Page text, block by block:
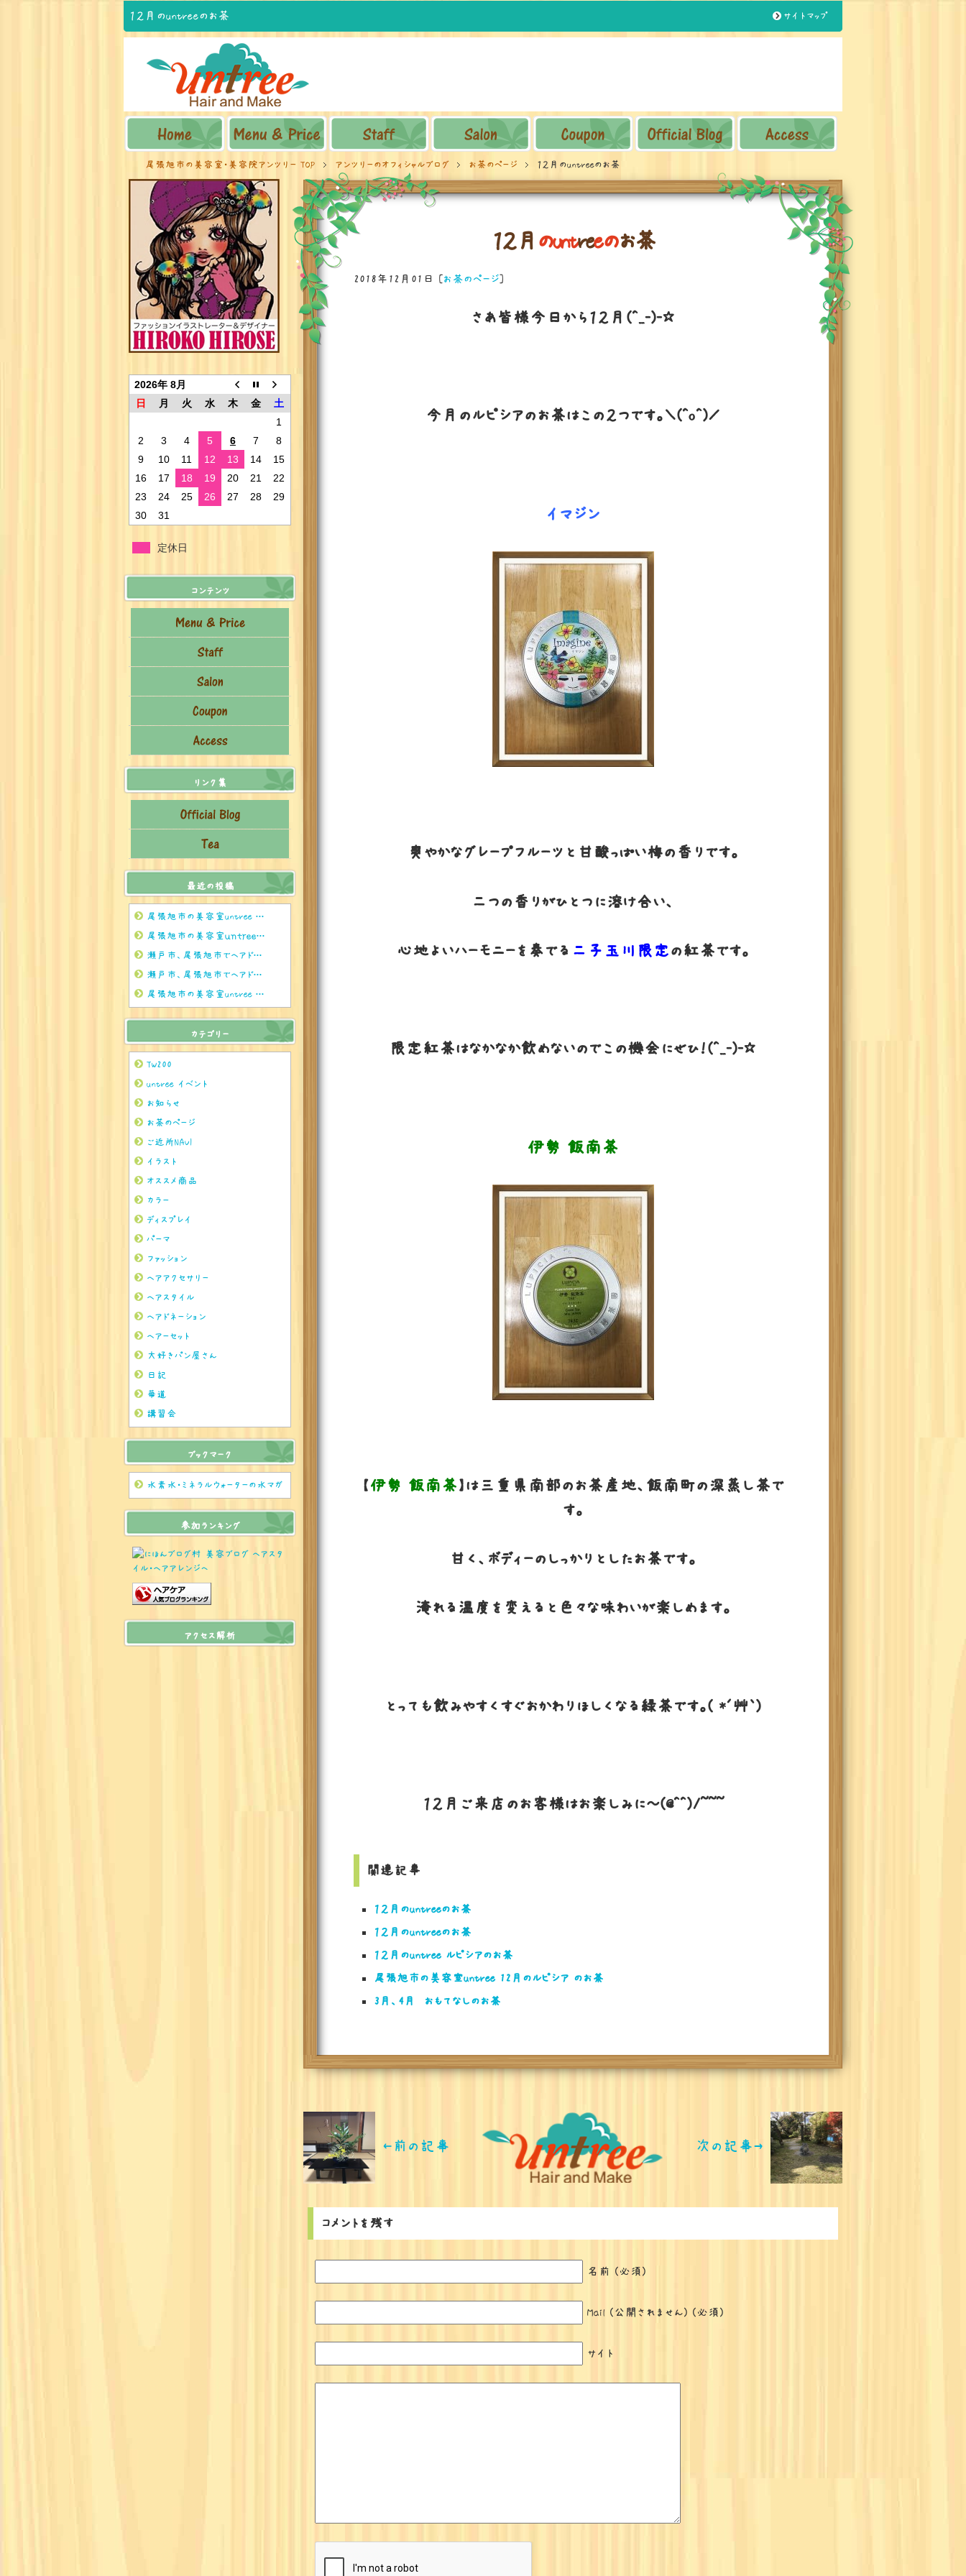
１２月のuntreeのお茶
尾張旭市の美容室・美容院アンツリー TOP アンツリーのオフィシャルブログ お茶のページ １２月のuntreeのお茶
１２月 のuntreeのお茶
2018年12月01日 [お茶のページ]
さあ皆様今日から１２月(^_-)-☆
今月のルピシアのお茶はこの２つです。＼(^o^)／
イマジン
爽やかなグレープフルーツと甘酸っぱい梅の香りです。
二つの香りがひとつに溶け合い、
心地よいハーモニーを奏でる 二子玉川限定の紅茶です。
限定紅茶はなかなか飲めないのでこの機会にぜひ！(^_-)-☆
伊勢 飯南茶
【伊勢 飯南茶】は三重県南部のお茶産地、飯南町の深蒸し茶で
す。
甘く、ボディーのしっかりとしたお茶です。
淹れる温度を変えると色々な味わいが楽しめます。
とっても飲みやすくすぐおかわりほしくなる緑茶です。( *´艸｀)
１２月ご来店のお客様はお楽しみに～(@^^)/~~~
関連記事
１２月のuntreeのお茶
１２月のuntreeのお茶
１２月のuntree ルピシアのお茶
尾張旭市の美容室untree 12月のルピシア のお茶
3月、4月 おもてなしのお茶
←前の記事 次の記事→
コメントを残す
名前 (必須)
Mail (公開されません) (必須)
サイト
2026年 8月
日
月 火 水 木 金
土
1
2
3 4 5 6 7
8
9
10 11 12 13 14
15
16
17 18 19 20 21
22
23
24 25 26 27 28
29
30
31
定休日
コンテンツ
リンク集
最近の投稿
尾張旭市の美容室untree 8月のお茶🍵
尾張旭市の美容室ｕｎｔｒｅｅ 8月のお休みのお知らせ
瀬戸市、尾張旭市でヘアドネーションをされるならぜひuntreeまで
瀬戸市、尾張旭市でヘアドネーションをされるならぜひuntreeまで
尾張旭市の美容室untree ７月のお茶
カテゴリー
TW200
untree イベント
お知らせ
お茶のページ
ご近所NAVI
イラスト
オススメ商品
カラー
ディスプレイ
パーマ
ファッション
ヘアアクセサリー
ヘアスタイル
ヘアドネーション
ヘアーセット
大好きパン屋さん
日記
華道
講習会
ブックマーク
水素水・ミネラルウォーターの水マガ
参加ランキング
アクセス解析
サイトマップ